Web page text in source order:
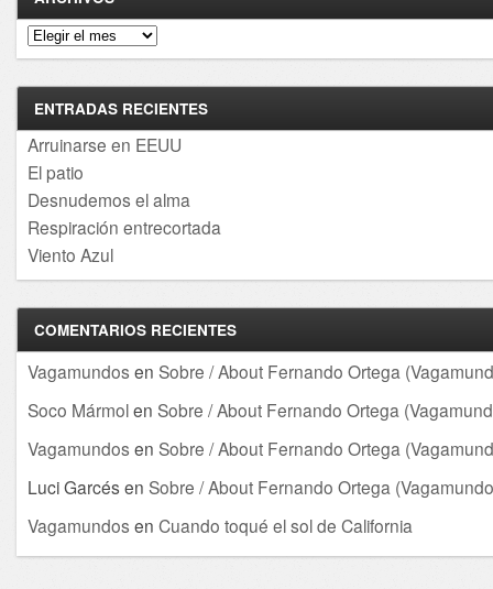
Archivos
ENTRADAS RECIENTES
Arruinarse en EEUU
El patio
Desnudemos el alma
Respiración entrecortada
Viento Azul
COMENTARIOS RECIENTES
Vagamundos en Sobre / About Fernando Ortega
Soco Mármolen Sobre / About Fernando Ortega
Vagamundos en Sobre / About Fernando Ortega
Luci Garcés en Sobre / About Fernando Ortega
Vagamundos en Cuando toqué el sol de California